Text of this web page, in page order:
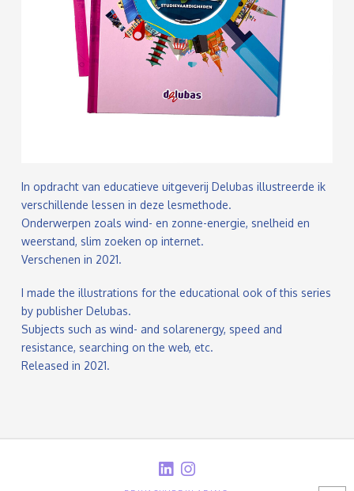
In opdracht van educatieve uitgeverij Delubas illustreerde ik
verschillende lessen in deze lesmethode.
Onderwerpen zoals wind- en zonne-energie, snelheid en
weerstand, slim zoeken op internet.
Verschenen in 2021.
I made the illustrations for the educational ook of this series
by publisher Delubas.
Subjects such as wind- and solarenergy, speed and
resistance, searching on the web, etc.
Released in 2021.